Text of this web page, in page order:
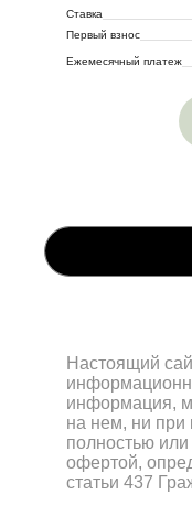
Ставка
Первый взнос
Ежемесячный платеж
Настоящий
информация,
на нем, ни при
полностью или
офертой,
статьи 437